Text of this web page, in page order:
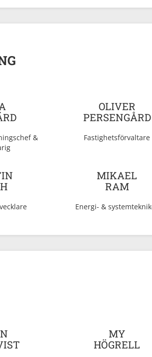
&
OLIVER
PERSENGÅRD
Fastighetsförvaltare
MIKAEL
RAM
Energi- &
MY
HÖGRELL